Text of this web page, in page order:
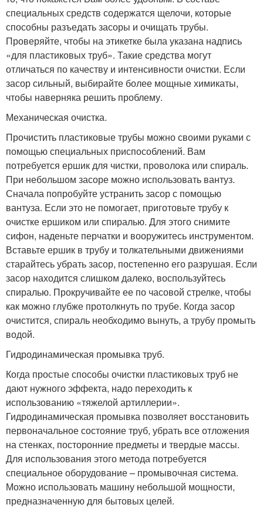
специальных средств содержатся щелочи, которые
способны разъедать засоры и очищать трубы.
Проверяйте, чтобы на этикетке была указана надпись
«для пластиковых труб». Такие средства могут
отличаться по качеству и интенсивности очистки. Если
засор сильный, выбирайте более мощные химикаты,
чтобы наверняка решить проблему.
Механическая очистка.
Прочистить пластиковые трубы можно своими руками с
помощью специальных приспособлений. Вам
потребуется ершик для чистки, проволока или спираль.
При небольшом засоре можно использовать вантуз.
Сначала попробуйте устранить засор с помощью
вантуза. Если это не помогает, приготовьте трубу к
очистке ершиком или спиралью. Для этого снимите
сифон, наденьте перчатки и вооружитесь инструментом.
Вставьте ершик в трубу и толкательными движениями
старайтесь убрать засор, постепенно его разрушая. Если
засор находится слишком далеко, воспользуйтесь
спиралью. Прокручивайте ее по часовой стрелке, чтобы
как можно глубже протолкнуть по трубе. Когда засор
очистится, спираль необходимо вынуть, а трубу промыть
водой.
Гидродинамическая промывка труб.
Когда простые способы очистки пластиковых труб не
дают нужного эффекта, надо переходить к
использованию «тяжелой артиллерии».
Гидродинамическая промывка позволяет восстановить
первоначальное состояние труб, убрать все отложения
на стенках, посторонние предметы и твердые массы.
Для использования этого метода потребуется
специальное оборудование – промывочная система.
Можно использовать машину небольшой мощности,
предназначенную для бытовых целей.